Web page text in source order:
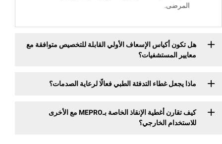
المرضى.
هل تكون أكياس الإسعاف الأولي القابلة للتخصيص متوافقة مع
معايير المستشفيات؟
ماذا يجعل غطاء التدفئة الطبي فعالًا لرعاية الصدمات؟
كيف تقارن أغطية الإنقاذ الخاصة بـMEPRO مع الأخرى
للاستخدام الخارجي؟